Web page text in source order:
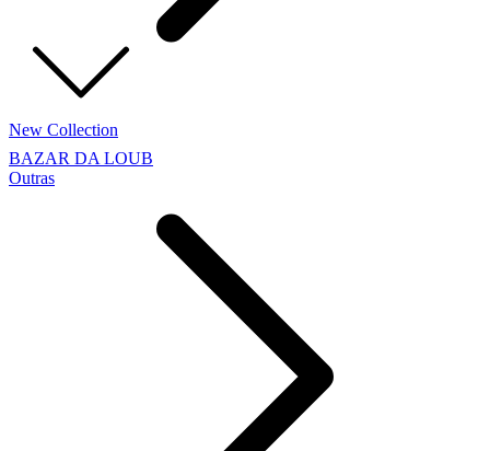
BAZAR DA LOUB
Outras
New Collection